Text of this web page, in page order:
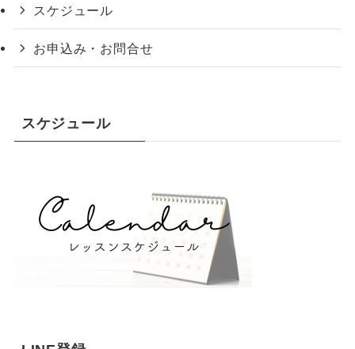
スケジュール
お申込み・お問合せ
スケジュール